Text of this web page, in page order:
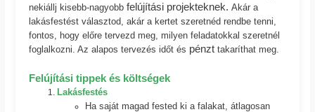
nekiállj kisebb-nagyobbfelújítási projekteknek.Akár a
lakásfestést választod, akár a kertet szeretnéd rendbe tenni,
fontos, hogy előre tervezd meg, milyen feladatokkal szeretnél
foglalkozni. Az alapos tervezés időt és pénzt takaríthat meg.
Felújítási tippek és költségek
Lakásfestés
Ha saját magad fested ki a falakat, átlagosan